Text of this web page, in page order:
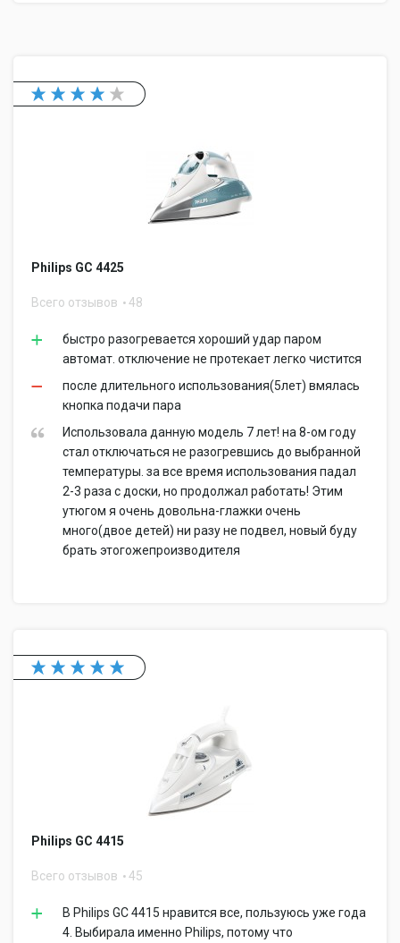
Philips GC 4425
Всего отзывов 48
быстро разогревается хороший удар паром
автомат. отключение не протекает легко чистится
после длительного использования(5лет) вмялась
кнопка подачи пара
Использовала данную модель 7 лет! на 8-ом году
стал отключаться не разогревшись до выбранной
температуры. за все время использования падал
2-3 раза с доски, но продолжал работать! Этим
утюгом я очень довольна-глажки очень
много(двое детей) ни разу не подвел, новый буду
брать этогожепроизводителя
Philips GC 4415
Всего отзывов 45
В Philips GC 4415 нравится все, пользуюсь уже года
4. Выбирала именно Philips, потому что